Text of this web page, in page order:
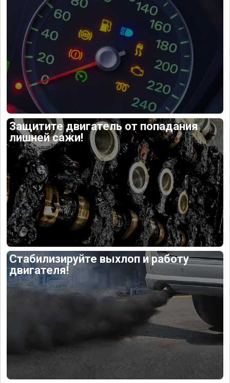
Защитите двигатель от попадания
лишней сажи!
Стабилизируйте выхлоп и работу
двигателя!